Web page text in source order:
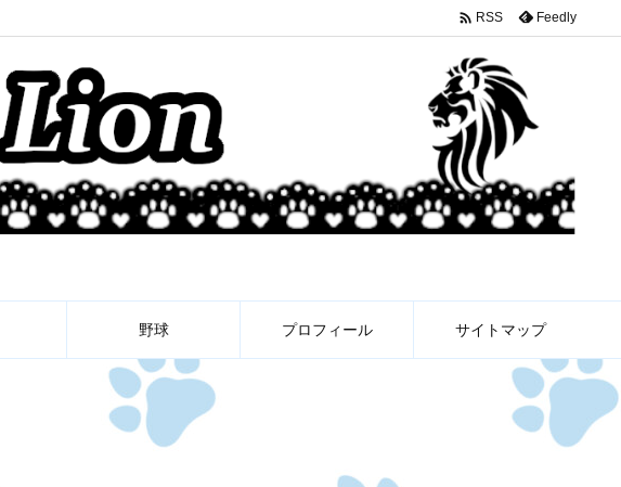
野球 プロフィール サイトマップ
 RSS Feedly